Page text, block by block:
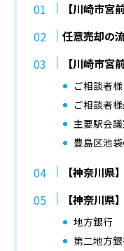
【川崎市宮
任意売却の
【川崎市宮
ご相談者
ご相談者
主要駅会
豊島区池
【神奈川県
【神奈川県
地方銀行
第二地方